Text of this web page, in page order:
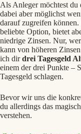
Als Anleger möchtest
dabei aber möglichst
darauf zugreifen
beliebte Option, bietet
niedrige Zinsen. Nur,
kann von höheren
ich dirdrei Tagesgeld
einem der drei Punkte –
Tagesgeld schlagen.
Bevor wir uns die
du allerdings das
verstehen.